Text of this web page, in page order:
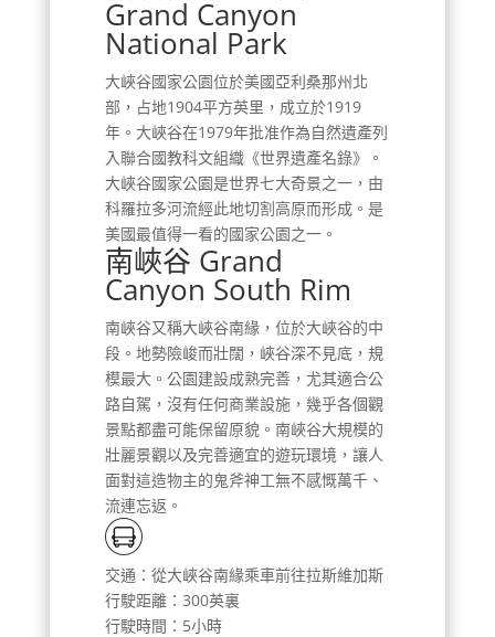
Grand Canyon
National Park
大峽谷國家公園位於美國亞利桑那州北
部，占地1904平方英里，成立於1919
年。大峽谷在1979年批准作為自然遺產列
入聯合國教科文組織《世界遺產名錄》。
大峽谷國家公園是世界七大奇景之一，由
科羅拉多河流經此地切割高原而形成。是
美國最值得一看的國家公園之一。
南峽谷 Grand
Canyon South Rim
南峽谷又稱大峽谷南緣，位於大峽谷的中
段。地勢險峻而壯闊，峽谷深不見底，規
模最大。公園建設成熟完善，尤其適合公
路自駕，沒有任何商業設施，幾乎各個觀
景點都盡可能保留原貌。南峽谷大規模的
壯麗景觀以及完善適宜的遊玩環境，讓人
面對這造物主的鬼斧神工無不感慨萬千、
流連忘返。
交通：從大峽谷南緣乘車前往拉斯維加斯
行駛距離：300英裏
行駛時間：5小時